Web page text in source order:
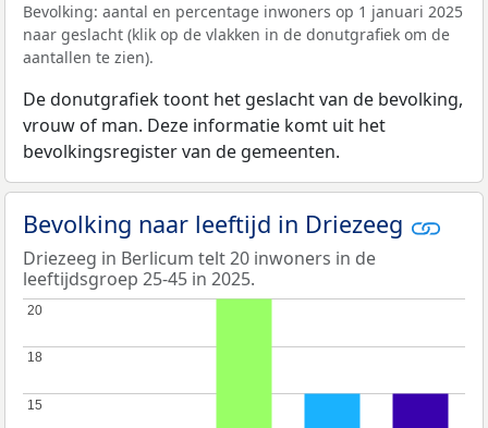
Bevolking: aantal en percentage inwoners op 1 januari 2025
naar geslacht (klik op de vlakken in de donutgrafiek om de
aantallen te zien).
De donutgrafiek toont het geslacht van de bevolking,
vrouw of man. Deze informatie komt uit het
bevolkingsregister van de gemeenten.
Bevolking naar leeftijd in Driezeeg
Driezeeg in Berlicum telt 20 inwoners in de
leeftijdsgroep 25-45 in 2025.
15
15
18
18
20
20